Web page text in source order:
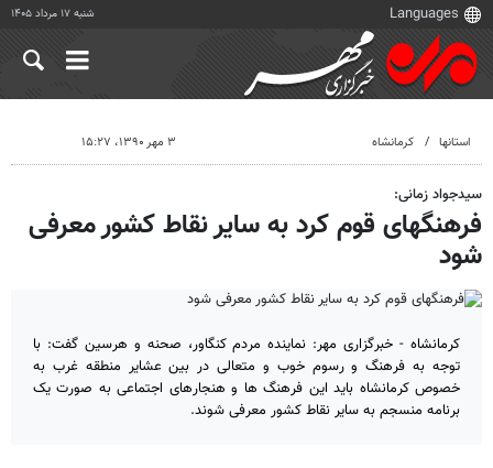
شنبه ۱۷ مرداد ۱۴۰۵
استانها کرمانشاه ۳ مهر ۱۳۹۰، ۱۵:۲۷
سیدجواد زمانی:
فرهنگهای قوم کرد به سایر نقاط کشور معرفی
شود
کرمانشاه - خبرگزاری مهر: نماینده مردم کنگاور، صحنه و هرسین گفت: با
توجه به فرهنگ و رسوم خوب و متعالی در بین عشایر منطقه غرب به
خصوص کرمانشاه باید این فرهنگ ها و هنجارهای اجتماعی به صورت یک
برنامه منسجم به سایر نقاط کشور معرفی شوند.